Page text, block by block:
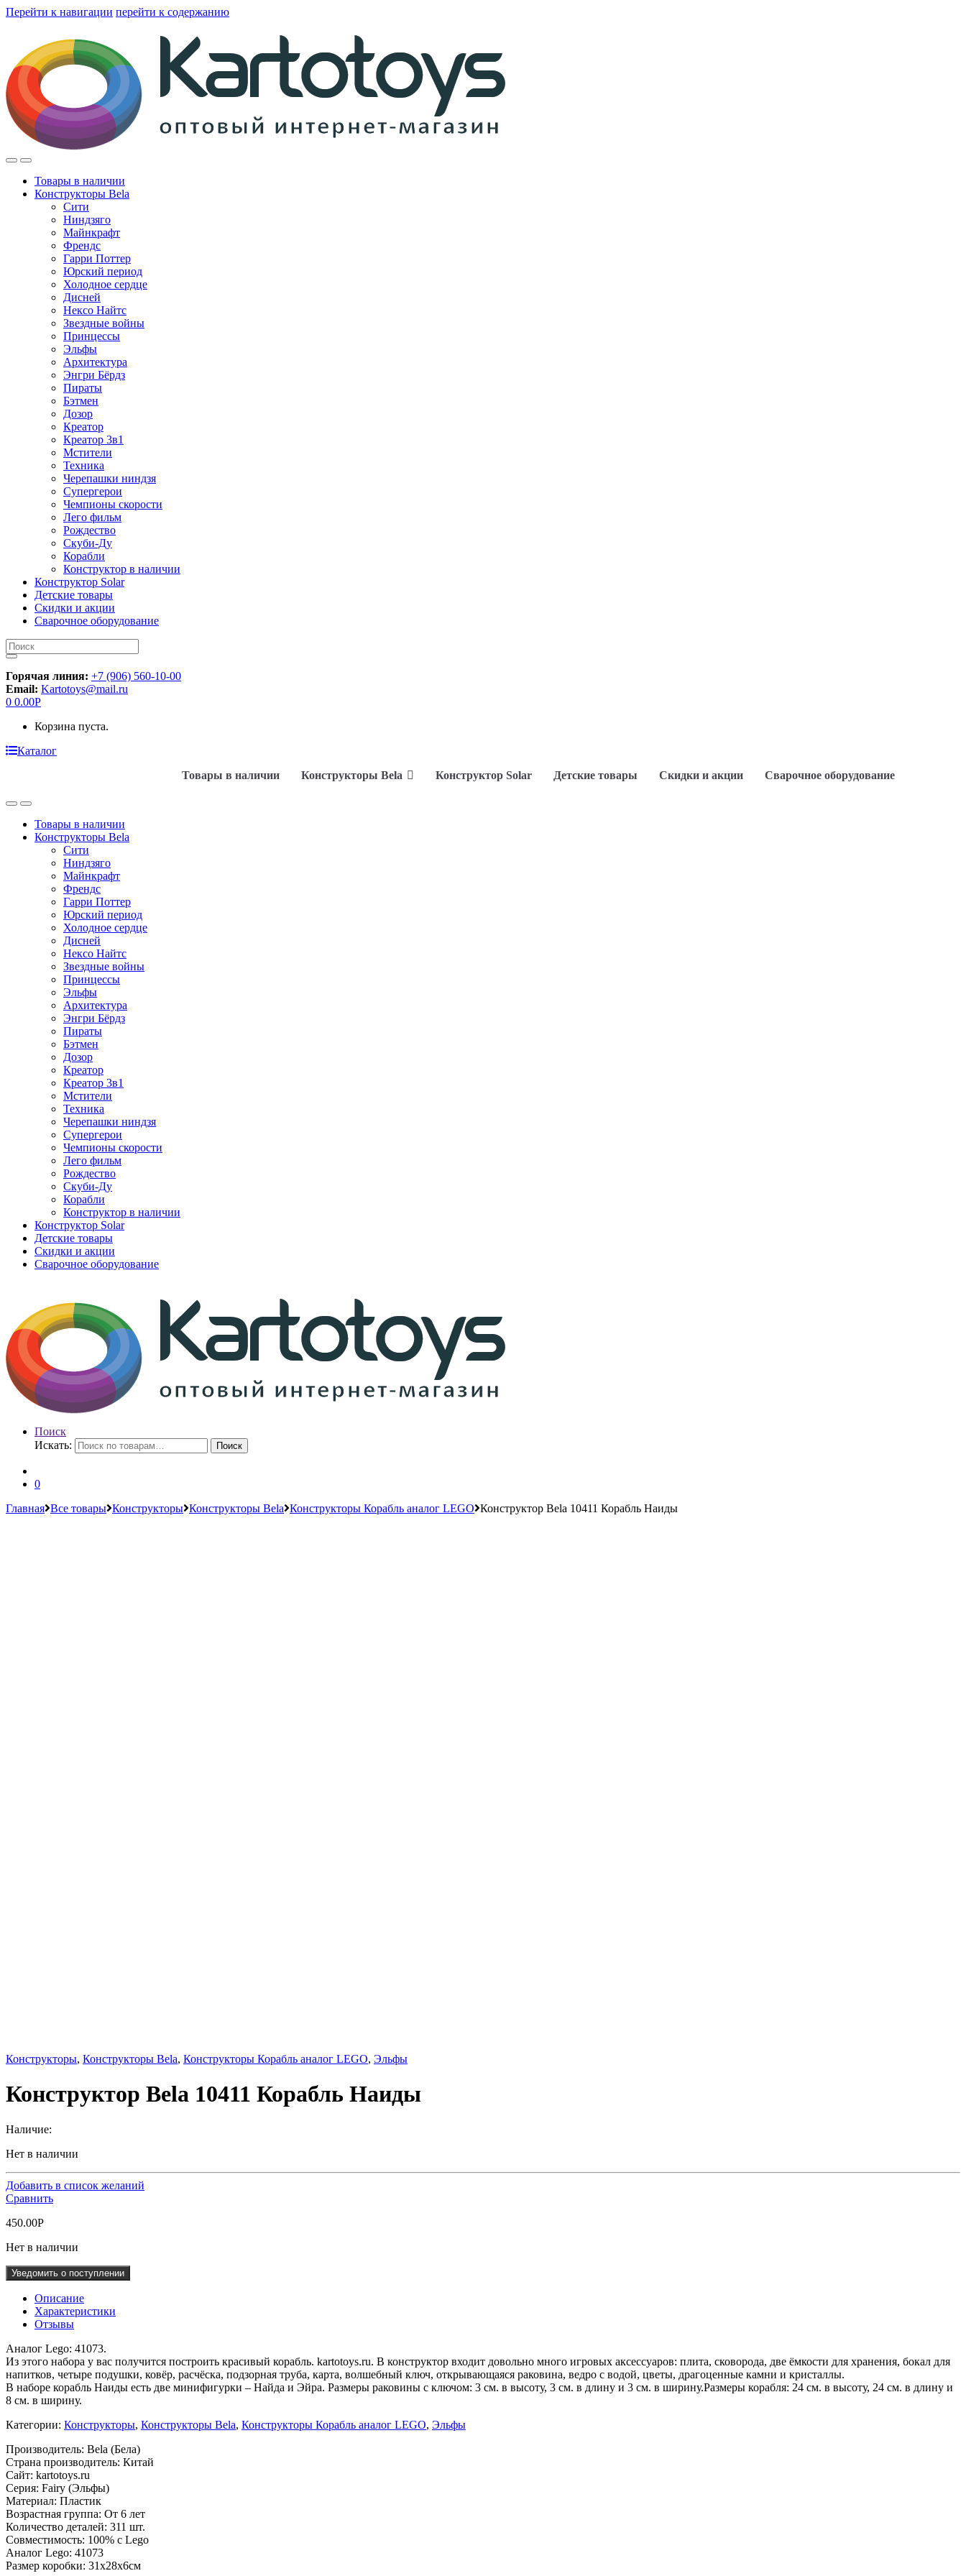
Перейти к навигации перейти к содержанию
Товары в наличии
Конструкторы Bela
Сити
Ниндзяго
Майнкрафт
Френдс
Гарри Поттер
Юрский период
Холодное сердце
Дисней
Нексо Найтс
Звездные войны
Принцессы
Эльфы
Архитектура
Энгри Бёрдз
Пираты
Бэтмен
Дозор
Креатор
Креатор 3в1
Мстители
Техника
Черепашки ниндзя
Супергерои
Чемпионы скорости
Лего фильм
Рождество
Скуби-Ду
Корабли
Конструктор в наличии
Конструктор Solar
Детские товары
Скидки и акции
Сварочное оборудование
Искать:
Горячая линия: +7 (906) 560-10-00
Email: Kartotoys@mail.ru
0 0.00Р
Корзина пуста.
Каталог
Товары в наличии
Конструкторы Bela Конструктор Solar Детские товары Скидки и акции Сварочное оборудование
Товары в наличии
Конструкторы Bela
Сити
Ниндзяго
Майнкрафт
Френдс
Гарри Поттер
Юрский период
Холодное сердце
Дисней
Нексо Найтс
Звездные войны
Принцессы
Эльфы
Архитектура
Энгри Бёрдз
Пираты
Бэтмен
Дозор
Креатор
Креатор 3в1
Мстители
Техника
Черепашки ниндзя
Супергерои
Чемпионы скорости
Лего фильм
Рождество
Скуби-Ду
Корабли
Конструктор в наличии
Конструктор Solar
Детские товары
Скидки и акции
Сварочное оборудование
Поиск
Искать:
Поиск
0
Главная Все товары Конструкторы Конструкторы Bela Конструкторы Корабль аналог LEGO Конструктор Bela 10411 Корабль Наиды
Конструкторы, Конструкторы Bela, Конструкторы Корабль аналог LEGO, Эльфы
Конструктор Bela 10411 Корабль Наиды
Наличие:
Нет в наличии
Добавить в список желаний
Сравнить
450.00Р
Нет в наличии
Уведомить о поступлении
Описание
Характеристики
Отзывы
Аналог Lego: 41073.
Из этого набора у вас получится построить красивый корабль. kartotoys.ru. В конструктор входит довольно много игровых аксессуаров: плита, сковорода, две ёмкости для хранения, бокал для
напитков, четыре подушки, ковёр, расчёска, подзорная труба, карта, волшебный ключ, открывающаяся раковина, ведро с водой, цветы, драгоценные камни и кристаллы.
В наборе корабль Наиды есть две минифигурки – Найда и Эйра. Размеры раковины с ключом: 3 см. в высоту, 3 см. в длину и 3 см. в ширину.Размеры корабля: 24 см. в высоту, 24 см. в длину и
8 см. в ширину.
Категории: Конструкторы, Конструкторы Bela, Конструкторы Корабль аналог LEGO, Эльфы
Производитель: Bela (Бела)
Страна производитель: Китай
Сайт: kartotoys.ru
Серия: Fairy (Эльфы)
Материал: Пластик
Возрастная группа: От 6 лет
Количество деталей: 311 шт.
Совместимость: 100% с Lego
Аналог Lego: 41073
Размер коробки: 31х28х6см